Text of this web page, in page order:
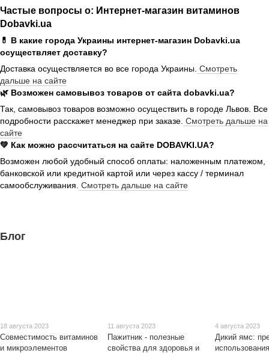
Частые вопросы о: Интернет-магазин витаминов
Dobavki.ua
💊 В какие города Украины интернет-магазин Dobavki.ua
осуществляет доставку?
Доставка осуществляется во все города Украины. Смотреть
дальше на сайте
🌿 Возможен самовывоз товаров от сайта dobavki.ua?
Так, самовывоз товаров возможно осуществить в городе Львов. Все
подробности расскажет менеджер при заказе. Смотреть дальше на
сайте
💚 Как можно рассчитаться на сайте DOBAVKI.UA?
Возможен любой удобный способ оплаты: наложенным платежом,
банковской или кредитной картой или через кассу / терминал
самообслуживания. Смотреть дальше на сайте
Блог
18 августа 2023
Совместимость витаминов
и микроэлементов
11 августа 2023
Пажитник - полезные
свойства для здоровья и
4 августа 2023
Дикий ямс: